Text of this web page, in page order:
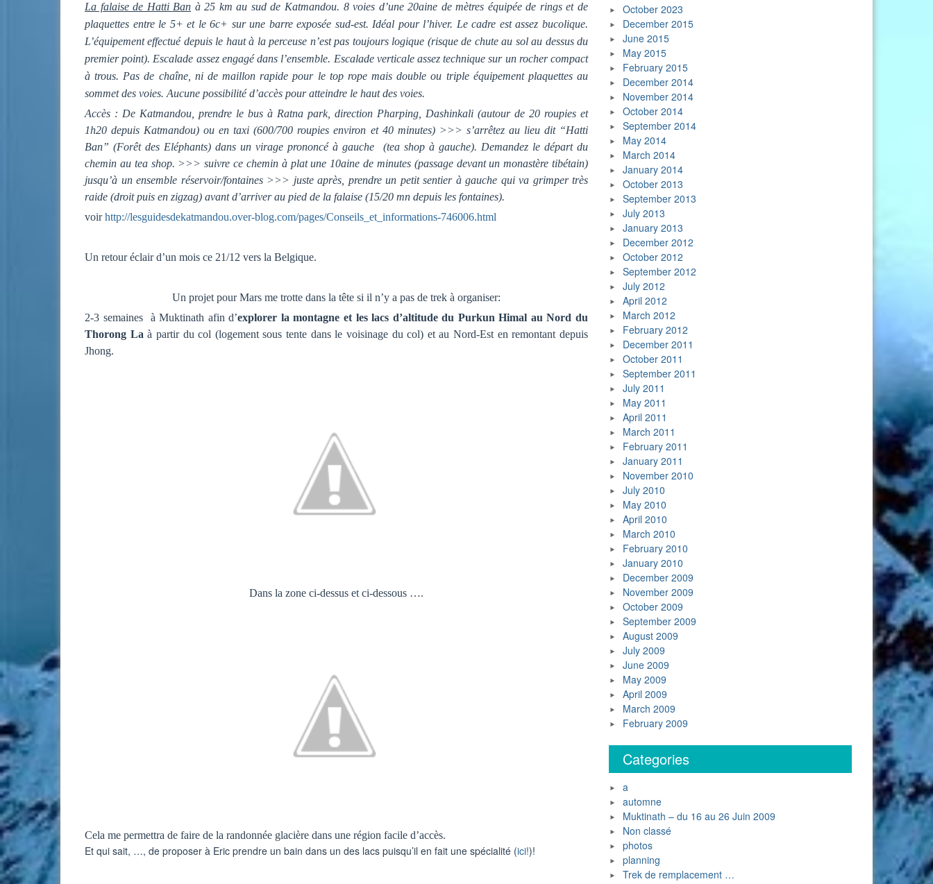
La falaise de Hatti Ban à 25 km au sud de Katmandou. 8 voies d’une 20aine de mètres équipée de rings et de
plaquettes entre le 5+ et le 6c+ sur une barre exposée sud-est. Idéal pour l’hiver. Le cadre est assez bucolique.
L’équipement effectué depuis le haut à la perceuse n’est pas toujours logique (risque de chute au sol au dessus du
premier point). Escalade assez engagé dans l’ensemble. Escalade verticale assez technique sur un rocher compact
à trous. Pas de chaîne, ni de maillon rapide pour le top rope mais double ou triple équipement plaquettes au
sommet des voies. Aucune possibilité d’accès pour atteindre le haut des voies.
Accès : De Katmandou, prendre le bus à Ratna park, direction Pharping, Dashinkali (autour de 20 roupies et
1h20 depuis Katmandou) ou en taxi (600/700 roupies environ et 40 minutes) >>> s’arrêtez au lieu dit “Hatti
Ban” (Forêt des Eléphants) dans un virage prononcé à gauche (tea shop à gauche). Demandez le départ du
chemin au tea shop. >>> suivre ce chemin à plat une 10aine de minutes (passage devant un monastère tibétain)
jusqu’à un ensemble réservoir/fontaines >>> juste après, prendre un petit sentier à gauche qui va grimper très
raide (droit puis en zigzag) avant d’arriver au pied de la falaise (15/20 mn depuis les fontaines).
voirhttp://lesguidesdekatmandou.over-blog.com/pages/Conseils_et_informations-746006.html
Un retour éclair d’un mois ce 21/12 vers la Belgique.
Un projet pour Mars me trotte dans la tête si il n’y a pas de trek à organiser:
2-3 semaines à Muktinath afin d’explorer la montagne et les lacs d’altitude du Purkun Himal au Nord du
Thorong La à partir du col (logement sous tente dans le voisinage du col) et au Nord-Est en remontant depuis
Jhong.
Dans la zone ci-dessus et ci-dessous ….
Cela me permettra de faire de la randonnée glacière dans une région facile d’accès.
Et qui sait, …, de proposer à Eric prendre un bain dans un des lacs puisqu’il en fait une spécialité (ici!)!
October 2023
December 2015
June 2015
May 2015
February 2015
December 2014
November 2014
October 2014
September 2014
May 2014
March 2014
January 2014
October 2013
September 2013
July 2013
January 2013
December 2012
October 2012
September 2012
July 2012
April 2012
March 2012
February 2012
December 2011
October 2011
September 2011
July 2011
May 2011
April 2011
March 2011
February 2011
January 2011
November 2010
July 2010
May 2010
April 2010
March 2010
February 2010
January 2010
December 2009
November 2009
October 2009
September 2009
August 2009
July 2009
June 2009
May 2009
April 2009
March 2009
February 2009
Categories
a
automne
Muktinath – du 16 au 26 Juin 2009
Non classé
photos
planning
Trek de remplacement …